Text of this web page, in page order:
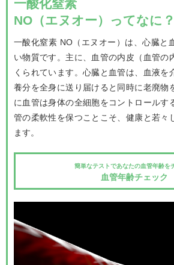
一酸化窒素
NO（エヌオー）ってなに？
一酸化窒素 NO（エヌオー）は、心臓と
い物質です。主に、血管の内皮（血管の
くられています。心臓と血管は、血液を
養分を全身に送り届けると同時に老廃物
に血管は身体の全細胞をコントロールす
管の柔軟性を保つことこそ、健康と若々
ます。
簡単なテストであなたの血管年齢を
血管年齢チェック